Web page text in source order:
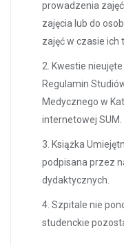
prowadzenia
zajęcia lub do
zajęć w czasie ich
2. Kwestie
Regulamin
Medycznego w
internetowej SUM.
3. Książka
podpisana przez
dydaktycznych.
4. Szpitale nie
studenckie